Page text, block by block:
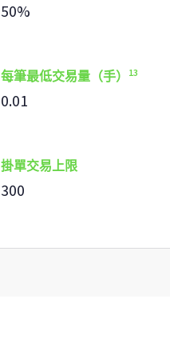
50%
每筆最低交易量（手） 13
0.01
掛單交易上限
300